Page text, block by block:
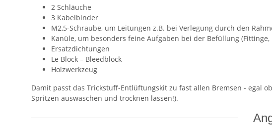
2 Schläuche
3 Kabelbinder
M2,5-Schraube, um Leitungen z.B. bei Verlegung durch den
Kanüle, um besonders feine Aufgaben bei der Befüllung
Ersatzdichtungen
Le Block – Bleedblock
Holzwerkzeug
Damit passt das Trickstuff-Entlüftungskit zu fast allen Bremsen - egal
Spritzen auswaschen und trocknen lassen!).